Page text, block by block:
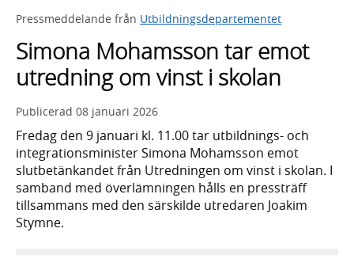
framträder
lista
med
sökförslag
Pressmeddelande från Utbildningsdepartementet
Simona Mohamsson tar emot
utredning om vinst i skolan
Publicerad 08 januari 2026
Fredag den 9 januari kl. 11.00 tar utbildnings- och
integrationsminister Simona Mohamsson emot
slutbetänkandet från Utredningen om vinst i skolan. I
samband med överlämningen hålls en pressträff
tillsammans med den särskilde utredaren Joakim
Stymne.